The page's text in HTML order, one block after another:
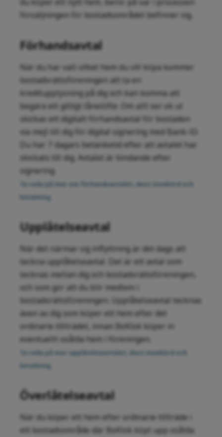
försäljningen för bostadsområdet befinner sig.
Förhandsavtal
När du har valt vilket hem du vill köpa kommer
bostadsrättsföreningen att ta en
kreditupplysning på dig och kan komma att
begära ett giltigt lånelöfte. Om allt ser ok ut
skickas ett digitalt förhandsavtal för bostaden
via mejl till dig för digital signering med Bank-ID.
Du har 7 dagars betänketid efter att avtalet har
skickats till dig. Avtalet är bindande efter
signering.
Ta reda på mer om förhandsavtalet, dess innebörd och
betalning.
Upplåtelseavtal
När det närmar sig inflyttning är det dags att
teckna upplåtelseavtal. Det är ett avtal som
tecknas mellan dig och bostadsrättsföreningen,
och som gör att du blir medlem i
bostadsrättsföreningen. Upplåtelseavtal tecknas
även av dig som köper ett hem efter det
ordinarie tillträdet, innan BoKlok köper in
eventuellt osålda hem i föreningen.
Ta reda på mer upplåtelseavtalet, dess innebörd och
betalning.
Överlåtelseavtal
När du köper ett hem efter ordinarie tillträde i
ett bostadsområde där BoKlok köpt upp osålda